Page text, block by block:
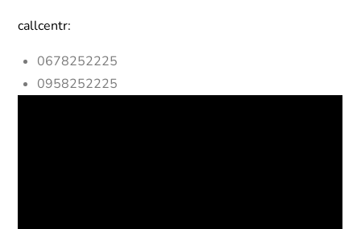
callcentr:
0678252225
0958252225